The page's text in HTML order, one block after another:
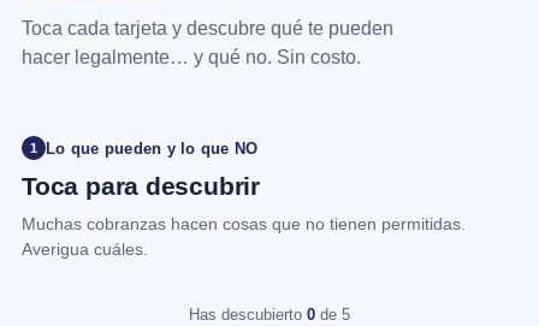
Toca cada tarjeta y descubre qué te pueden
hacer legalmente… y qué no. Sin costo.
1 Lo que pueden y lo que NO
Toca para descubrir
Muchas cobranzas hacen cosas que no tienen permitidas.
Averigua cuáles.
Has descubierto 0 de 5